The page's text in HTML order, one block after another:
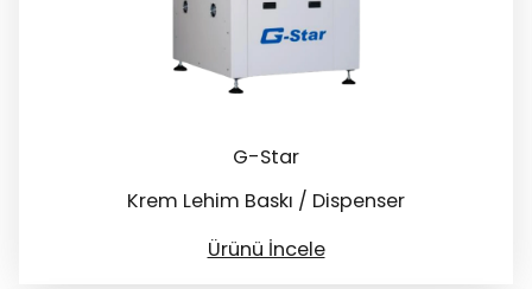
G-Star
Krem Lehim Baskı / Dispenser
Ürünü İncele